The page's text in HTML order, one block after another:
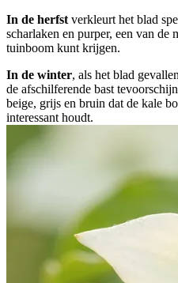
In de herfst verkleurt het blad
scharlaken en purper, een van de
tuinboom kunt krijgen.
In de winter, als het blad
de afschilferende bast
beige, grijs en bruin dat de kale
interessant houdt.